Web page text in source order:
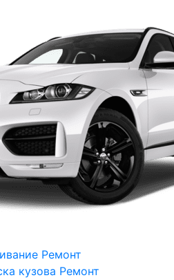
Ремонт
кузова Ремонт